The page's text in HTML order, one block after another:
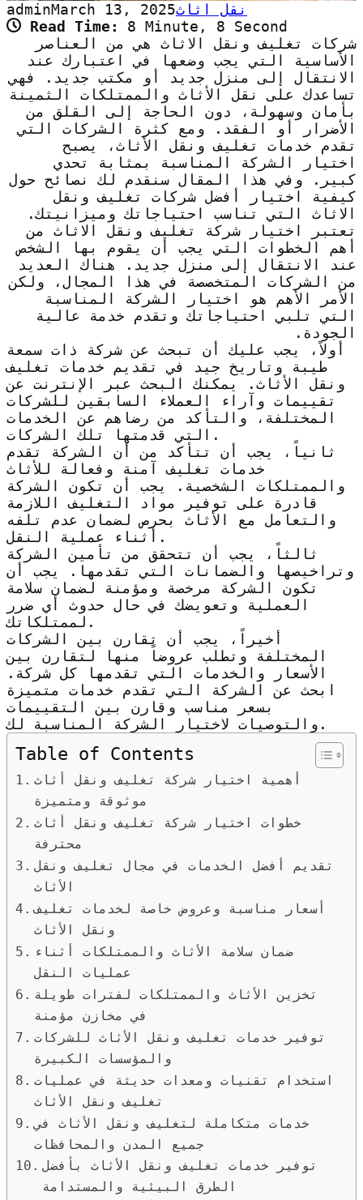
adminMarch 13, 2025نقل اثاث
Read Time:
8 Minute, 8 Second
شركات تغليف ونقل الاثاث هي من العناصر
الأساسية التي يجب وضعها في اعتبارك عند
الانتقال إلى منزل جديد أو مكتب جديد. فهي
تساعدك على نقل الأثاث والممتلكات الثمينة
بأمان وسهولة، دون الحاجة إلى القلق من
الأضرار أو الفقد. ومع كثرة الشركات التي
تقدم خدمات تغليف ونقل الأثاث، يصبح
اختيار الشركة المناسبة بمثابة تحدي
كبير. وفي هذا المقال سنقدم لك نصائح حول
كيفية اختيار أفضل شركات تغليف ونقل
الاثاث التي تناسب احتياجاتك وميزانيتك.
تعتبر اختيار شركة تغليف ونقل الاثاث من
أهم الخطوات التي يجب أن يقوم بها الشخص
عند الانتقال إلى منزل جديد. هناك العديد
من الشركات المتخصصة في هذا المجال، ولكن
الأمر الأهم هو اختيار الشركة المناسبة
التي تلبي احتياجاتك وتقدم خدمة عالية
الجودة.
أولاً، يجب عليك أن تبحث عن شركة ذات سمعة
طيبة وتاريخ جيد في تقديم خدمات تغليف
ونقل الأثاث. يمكنك البحث عبر الإنترنت عن
تقييمات وآراء العملاء السابقين للشركات
المختلفة، والتأكد من رضاهم عن الخدمات
التي قدمتها تلك الشركات.
ثانياً، يجب أن تتأكد من أن الشركة تقدم
خدمات تغليف آمنة وفعالة للأثاث
والممتلكات الشخصية. يجب أن تكون الشركة
قادرة على توفير مواد التغليف اللازمة
والتعامل مع الأثاث بحرص لضمان عدم تلفه
أثناء عملية النقل.
ثالثاً، يجب أن تتحقق من تأمين الشركة
وتراخيصها والضمانات التي تقدمها. يجب أن
تكون الشركة مرخصة ومؤمنة لضمان سلامة
العملية وتعويضك في حال حدوث أي ضرر
لممتلكاتك.
أخيراً، يجب أن تقارن بين الشركات
المختلفة وتطلب عروضاً منها لتقارن بين
الأسعار والخدمات التي تقدمها كل شركة.
ابحث عن الشركة التي تقدم خدمات متميزة
بسعر مناسب وقارن بين التقييمات
والتوصيات لاختيار الشركة المناسبة لك.
Table of Contents
أهمية اختيار شركة تغليف ونقل أثاث
موثوقة ومتميزة
خطوات اختيار شركة تغليف ونقل أثاث
محترفة
تقديم أفضل الخدمات في مجال تغليف ونقل
الأثاث
أسعار مناسبة وعروض خاصة لخدمات تغليف
ونقل الأثاث
ضمان سلامة الأثاث والممتلكات أثناء
عمليات النقل
تخزين الأثاث والممتلكات لفترات طويلة
في مخازن مؤمنة
توفير خدمات تغليف ونقل الأثاث للشركات
والمؤسسات الكبيرة
استخدام تقنيات ومعدات حديثة في عمليات
تغليف ونقل الأثاث
خدمات متكاملة لتغليف ونقل الأثاث في
جميع المدن والمحافظات
توفير خدمات تغليف ونقل الأثاث بأفضل
الطرق البيئية والمستدامة